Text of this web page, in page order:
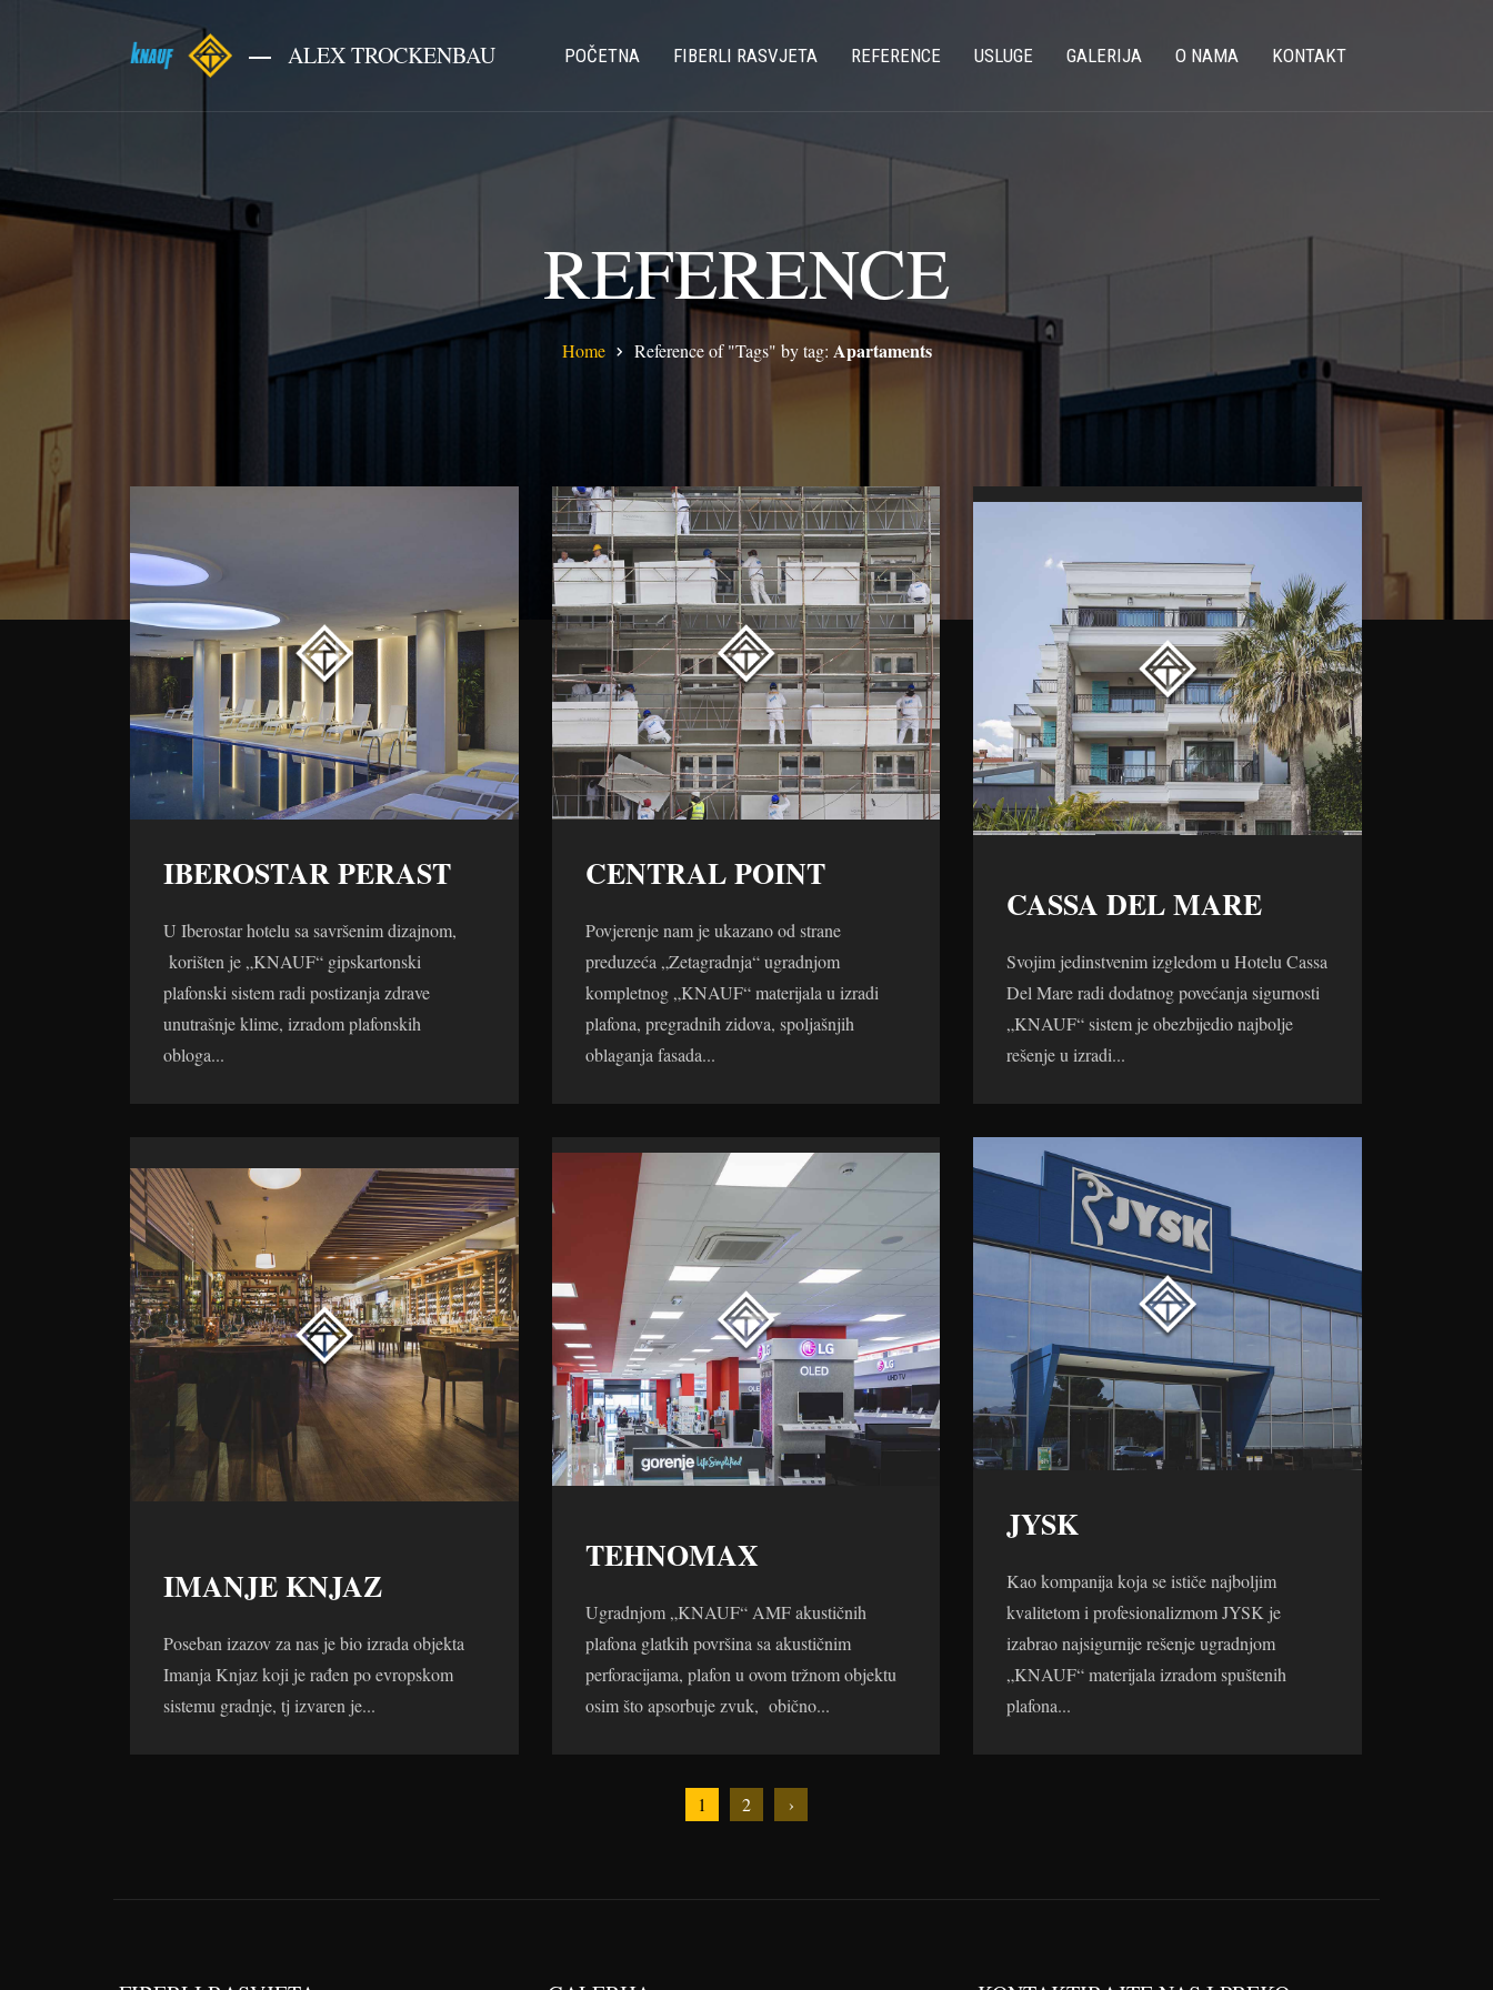
ALEX TROCKENBAU POČETNA FIBERLI RASVJETA REFERENCE USLUGE GALERIJA O NAMA KONTAKT
REFERENCE
Home Reference of "Tags" by tag: Apartaments
IBEROSTAR PERAST
U Iberostar hotelu sa savršenim dizajnom,
korišten je „KNAUF“ gipskartonski
plafonski sistem radi postizanja zdrave
unutrašnje klime, izradom plafonskih
obloga...
CENTRAL POINT
Povjerenje nam je ukazano od strane
preduzeća „Zetagradnja“ ugradnjom
kompletnog „KNAUF“ materijala u izradi
plafona, pregradnih zidova, spoljašnjih
oblaganja fasada...
CASSA DEL MARE
Svojim jedinstvenim izgledom u Hotelu Cassa
Del Mare radi dodatnog povećanja sigurnosti
„KNAUF“ sistem je obezbijedio najbolje
rešenje u izradi...
IMANJE KNJAZ
Poseban izazov za nas je bio izrada objekta
Imanja Knjaz koji je rađen po evropskom
sistemu gradnje, tj izvaren je...
TEHNOMAX
Ugradnjom „KNAUF“ AMF akustičnih
plafona glatkih površina sa akustičnim
perforacijama, plafon u ovom tržnom objektu
osim što apsorbuje zvuk, obično...
JYSK
Kao kompanija koja se ističe najboljim
kvalitetom i profesionalizmom JYSK je
izabrao najsigurnije rešenje ugradnjom
„KNAUF“ materijala izradom spuštenih
plafona...
1 2 ›